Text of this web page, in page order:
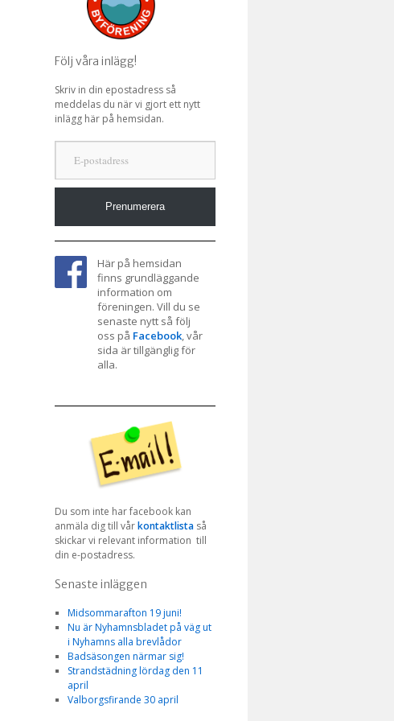
Följ våra inlägg!
Skriv in din epostadress så
meddelas du när vi gjort ett nytt
inlägg här på hemsidan.
E-postadress
Prenumerera
Här på hemsidan
finns grundläggande
information om
föreningen. Vill du se
senaste nytt så följ
oss på Facebook, vår
sida är tillgänglig för
alla.
Du som inte har facebook kan
anmäla dig till vårkontaktlista så
skickar vi relevant information till
din e-postadress.
Senaste inläggen
Midsommarafton 19 juni!
Nu är Nyhamnsbladet på väg ut
i Nyhamns alla brevlådor
Badsäsongen närmar sig!
Strandstädning lördag den 11
april
Valborgsfirande 30 april